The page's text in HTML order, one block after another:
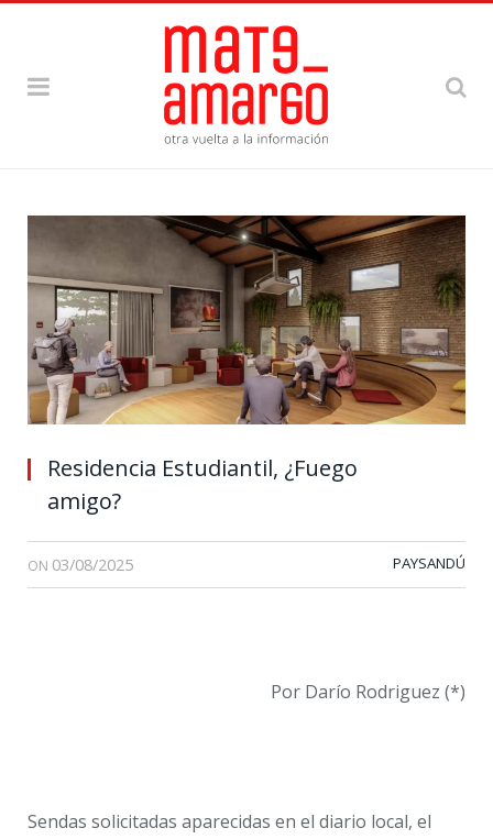
Residencia Estudiantil, ¿Fuego
amigo?
ON 03/08/2025 PAYSANDÚ
Por Darío Rodriguez (*)
Sendas solicitadas aparecidas en el diario local, el